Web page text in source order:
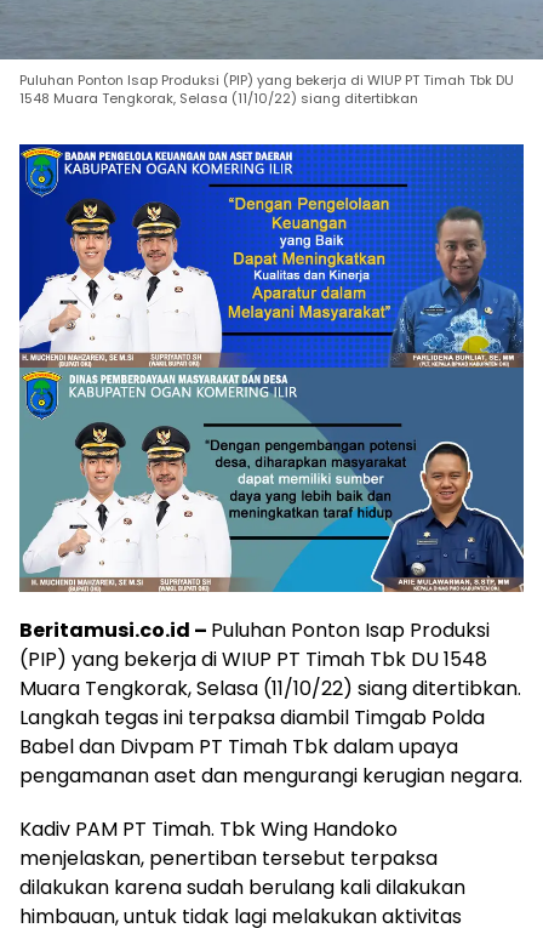
Puluhan Ponton Isap Produksi (PIP) yang bekerja di WIUP PT Timah Tbk DU
1548 Muara Tengkorak, Selasa (11/10/22) siang ditertibkan
Beritamusi.co.id – Puluhan Ponton Isap Produksi
(PIP) yang bekerja di WIUP PT Timah Tbk DU 1548
Muara Tengkorak, Selasa (11/10/22) siang ditertibkan.
Langkah tegas ini terpaksa diambil Timgab Polda
Babel dan Divpam PT Timah Tbk dalam upaya
pengamanan aset dan mengurangi kerugian negara.
Kadiv PAM PT Timah. Tbk Wing Handoko
menjelaskan, penertiban tersebut terpaksa
dilakukan karena sudah berulang kali dilakukan
himbauan, untuk tidak lagi melakukan aktivitas